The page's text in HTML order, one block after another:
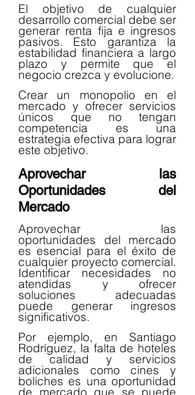
El objetivo de cualquier
desarrollo comercial debe ser
generar renta fija e ingresos
pasivos. Esto garantiza la
estabilidad financiera a largo
plazo y permite que el
negocio crezca y evolucione.
Crear un monopolio en el
mercado y ofrecer servicios
únicos que no tengan
competencia es una
estrategia efectiva para lograr
este objetivo.
Aprovechar las
Oportunidades del
Mercado
Aprovechar las
oportunidades del mercado
es esencial para el éxito de
cualquier proyecto comercial.
Identificar necesidades no
atendidas y ofrecer
soluciones adecuadas
puede generar ingresos
significativos.
Por ejemplo, en Santiago
Rodríguez, la falta de hoteles
de calidad y servicios
adicionales como cines y
boliches es una oportunidad
de mercado que se puede